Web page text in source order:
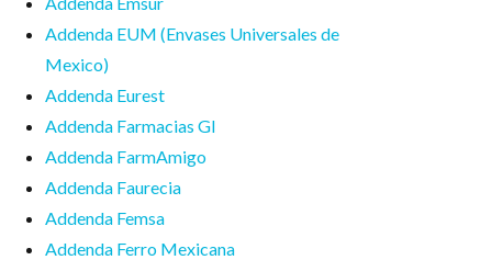
Addenda EUM (Envases Universales de
Mexico)
Addenda Eurest
Addenda Farmacias GI
Addenda FarmAmigo
Addenda Faurecia
Addenda Femsa
Addenda Ferro Mexicana